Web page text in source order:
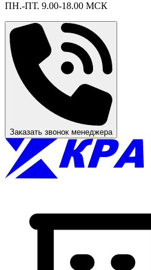
ПН.-ПТ. 9.00-18.00 МСК
Заказать звонок менеджера